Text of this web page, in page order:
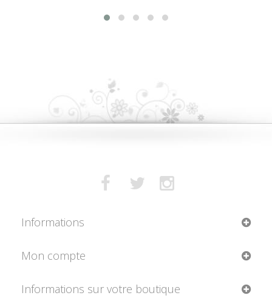
Informations
Mon compte
Informations sur votre boutique